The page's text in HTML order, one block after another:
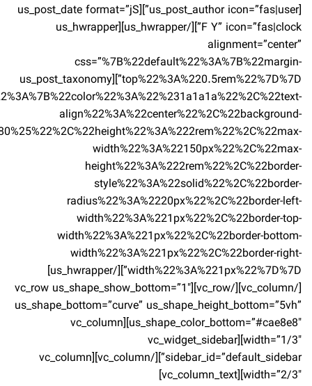
[us_post_author icon=”fas|user”][us_post_date format=”jS
F Y” icon=”fas|clock”][/us_hwrapper][us_hwrapper
alignment=”center”
css=”%7B%22default%22%3A%7B%22margin-
top%22%3A%220.5rem%22%7D%7D”][us_post_taxonomy
align%22%3A%22center%22%2C%22background-
width%22%3A%22150px%22%2C%22max-
height%22%3A%222rem%22%2C%22border-
style%22%3A%22solid%22%2C%22border-
radius%22%3A%2220px%22%2C%22border-left-
width%22%3A%221px%22%2C%22border-top-
width%22%3A%221px%22%2C%22border-bottom-
width%22%3A%221px%22%2C%22border-right-
width%22%3A%221px%22%7D%7D”][/us_hwrapper]
[/vc_column][/vc_row][vc_row us_shape_show_bottom=”1″
us_shape_bottom=”curve” us_shape_height_bottom=”5vh”
us_shape_color_bottom=”#cae8e8″][vc_column
width=”1/3″][vc_widget_sidebar
sidebar_id=”default_sidebar”][/vc_column][vc_column
width=”2/3″][vc_column_text]